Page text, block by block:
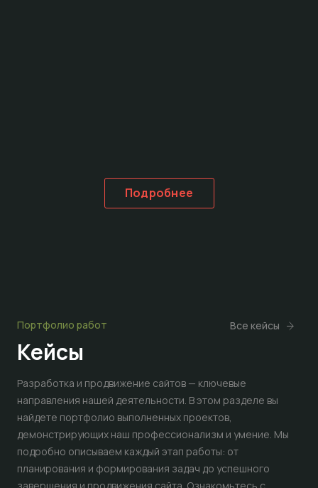
Подробнее
Портфолио работ
Кейсы
Все кейсы
Разработка и продвижение сайтов — ключевые
направления нашей деятельности. В этом разделе вы
найдете портфолио выполненных проектов,
демонстрирующих наш профессионализм и умение. Мы
подробно описываем каждый этап работы: от
планирования и формирования задач до успешного
завершения и продвижения сайта. Ознакомьтесь с